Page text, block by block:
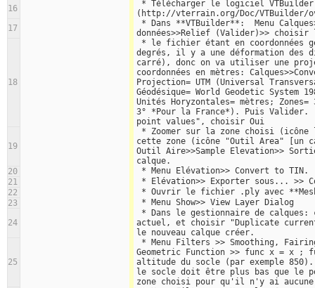
16
(http://vterrain.org/Doc/VTBuilder/
17
données>>Relief (Valider)>>
18
degrés, il y a une déformation des
carré), donc on va utiliser une
coordonnées en mètres:
Projection= UTM (Universal
Géodésique= World Geodetic System
Unités Horyzontales= mètres;
3° *Pour la France*). Puis Valider.
point values", choisir Oui
19
cette zone (icône "Outil Area" [un
Outil Aire>>Sample Elevation>>
calque.
20
* Menu Elévation>> Convert to TIN.
21
* Elévation>> Exporter sous... >>
22
* Ouvrir le fichier .ply avec
23
* Menu Show>> View Layer Dialog
24
actuel, et choisir "Duplicate
le nouveau calque créer.
25
Geometric Function >> func x = x ;
altitude du socle (par exemple
le socle doit être plus bas que le
zone choisi pour qu'il n'y ai